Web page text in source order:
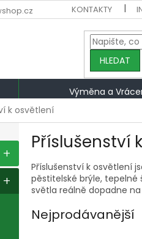
KONTAKTY
HLEDAT
Výměna a
k osvětlení
Příslušenství
Příslušenství k osvětlení
pěstitelské brýle,
světla reálně dopadne na
Nejprodávanější